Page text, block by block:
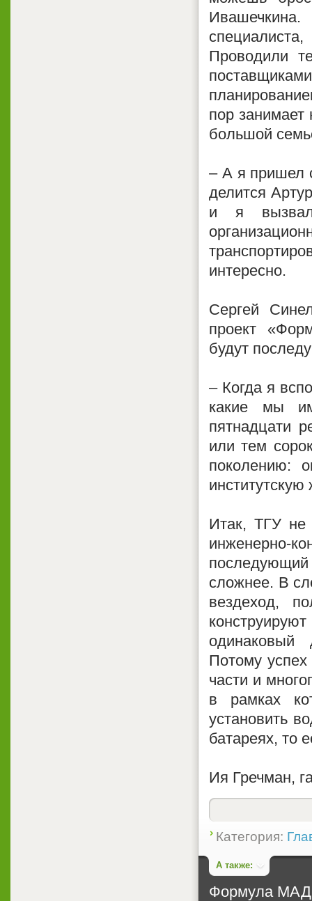
Проводили
пор занимает
большой
– А я пришел
делится
и я
интересно.
Сергей
проект
будут
– Когда я
какие мы
пятнадцати
или тем
поколению:
институтскую
Итак, ТГУ не
инженерно-
сложнее. В
вездеход,
одинаковый
Потому
части и
в рамках
установить
батареях, то
Ия Гречман,
Категория:
А также:
Формула